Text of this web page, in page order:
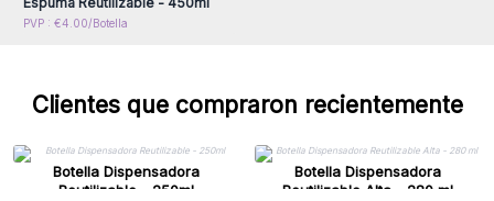
PVP : €4.00/Botella
Clientes que compraron recientemente
Botella Dispensadora
Reutilizable - 250ml
Botella Dispensadora
Reutilizable Alta - 280 ml